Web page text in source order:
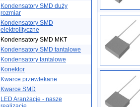
Kondensatory SMD duży
rozmiar
Kondensatory SMD
elektrolityczne
Kondensatory SMD MKT
Kondensatory SMD tantalowe
Kondensatory tantalowe
Konektor
Kwarce przewlekane
Kwarce SMD
LED Aranżacje - nasze